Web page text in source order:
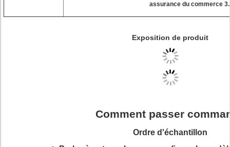
assurance du commerce
Exposition de produit
Comment passer
Ordre d'échantillon